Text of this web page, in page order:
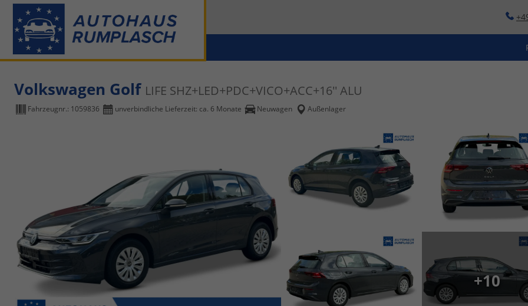
Volkswagen Golf LIFE SHZ+LED+PDC+VICO+ACC+16'' ALU
Fahrzeugnr.: 1059836 unverbindliche Lieferzeit: ca. 6 Monate Neuwagen Außenlager
+10